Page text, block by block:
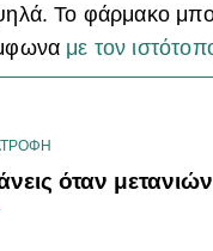
Το φάρμακο
με τον
όταν